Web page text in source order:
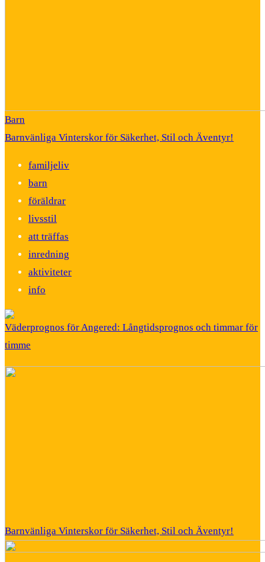
Barn
Barnvänliga Vinterskor för Säkerhet, Stil och Äventyr!
familjeliv
barn
föräldrar
livsstil
att träffas
inredning
aktiviteter
info
Väderprognos för Angered: Långtidsprognos och timmar för
timme
Barnvänliga Vinterskor för Säkerhet, Stil och Äventyr!